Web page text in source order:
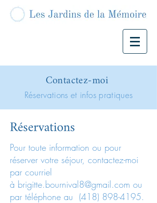
Contactez-moi
Réservations et infos pratiques
Réservations
Pour toute information ou pour
réserver votre séjour, contactez-moi
par courriel
à brigitte.bournival8@gmail.com ou
par téléphone au (418) 898-4195.